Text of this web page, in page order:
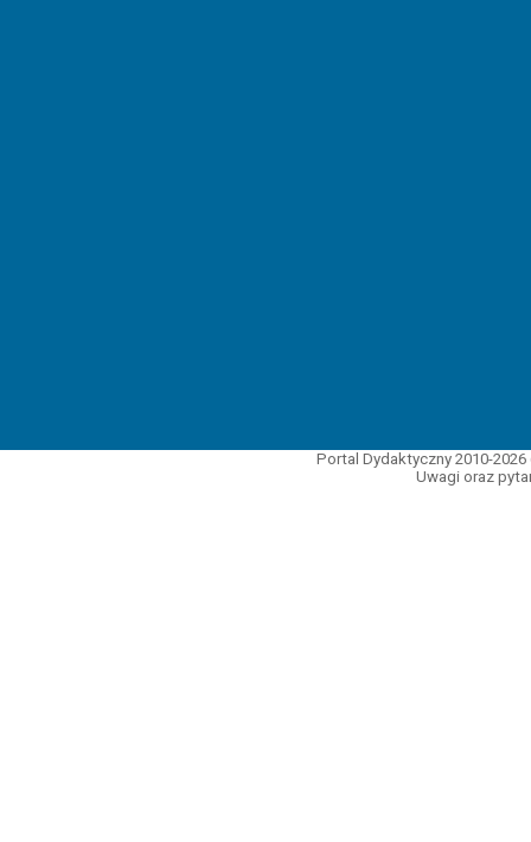
Portal Dydaktyczny 2010-
Uwagi oraz